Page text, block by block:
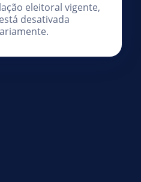
eleitoral vigente,
desativada